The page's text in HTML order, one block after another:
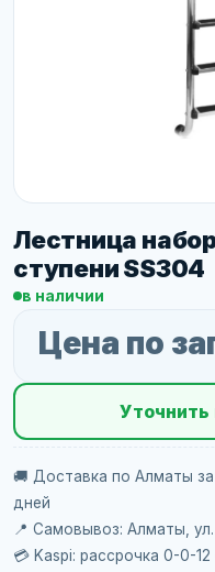
Лестница
ступени SS304
в наличии
Цена по
Уточнить
🚚 Доставка по Алматы
дней
📍 Самовывоз: Алматы,
💳 Kaspi: рассрочка 0-0-12